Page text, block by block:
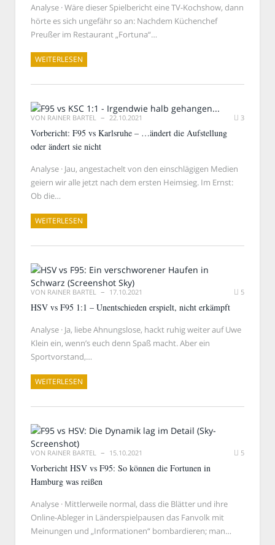
Analyse · Wäre dieser Spielbericht eine TV-Kochshow, dann
hörte es sich ungefähr so an: Nachdem Küchenchef
Preußer im Restaurant „Fortuna“…
WEITERLESEN
VON RAINER BARTEL 22.10.2021 3
Vorbericht: F95 vs Karlsruhe – …ändert die Aufstellung
oder ändert sie nicht
Analyse · Jau, angestachelt von den einschlägigen Medien
geiern wir alle jetzt nach dem ersten Heimsieg. Im Ernst:
Ob die…
WEITERLESEN
VON RAINER BARTEL 17.10.2021 5
HSV vs F95 1:1 – Unentschieden erspielt, nicht erkämpft
Analyse · Ja, liebe Ahnungslose, hackt ruhig weiter auf Uwe
Klein ein, wenn’s euch denn Spaß macht. Aber ein
Sportvorstand,…
WEITERLESEN
VON RAINER BARTEL 15.10.2021 5
Vorbericht HSV vs F95: So können die Fortunen in
Hamburg was reißen
Analyse · Mittlerweile normal, dass die Blätter und ihre
Online-Ableger in Länderspielpausen das Fanvolk mit
Meinungen und „Informationen“ bombardieren; man…